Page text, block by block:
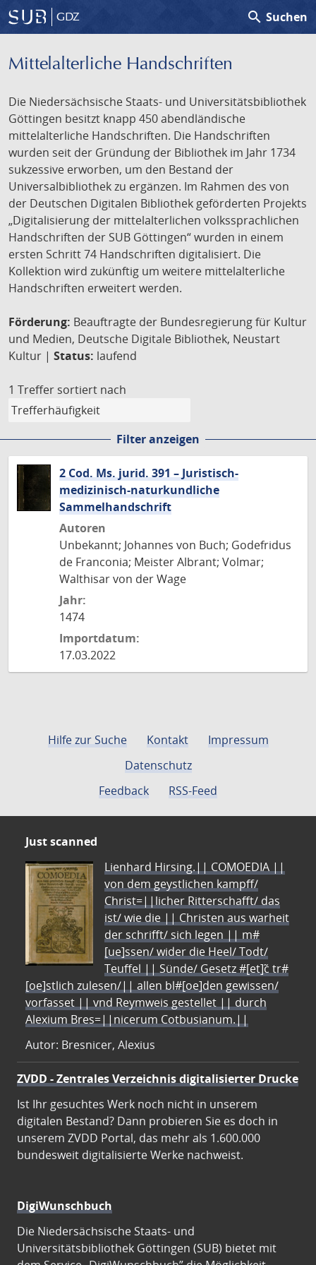
GDZ search Suchen
Mittelalterliche Handschriften
Die Niedersächsische Staats- und Universitätsbibliothek
Göttingen besitzt knapp 450 abendländische
mittelalterliche Handschriften. Die Handschriften
wurden seit der Gründung der Bibliothek im Jahr 1734
sukzessive erworben, um den Bestand der
Universalbibliothek zu ergänzen. Im Rahmen des von
der Deutschen Digitalen Bibliothek geförderten Projekts
„Digitalisierung der mittelalterlichen volkssprachlichen
Handschriften der SUB Göttingen“ wurden in einem
ersten Schritt 74 Handschriften digitalisiert. Die
Kollektion wird zukünftig um weitere mittelalterliche
Handschriften erweitert werden.
Förderung: Beauftragte der Bundesregierung für Kultur
und Medien, Deutsche Digitale Bibliothek, Neustart
Kultur | Status: laufend
1 Treffer sortiert nach
Filter anzeigen
2 Cod. Ms. jurid. 391 – Juristisch-
medizinisch-naturkundliche
Sammelhandschrift
Autoren
Unbekannt; Johannes von Buch; Godefridus
de Franconia; Meister Albrant; Volmar;
Walthisar von der Wage
Jahr:
1474
Importdatum:
17.03.2022
Hilfe zur Suche Kontakt
Impressum
Datenschutz
Feedback
RSS-Feed
Just scanned
Lienhard Hirsing.|| COMOEDIA ||
von dem geystlichen kampff/
Christ=||licher Ritterschafft/ das
ist/ wie die || Christen aus warheit
der schrifft/ sich legen || m#
[ue]ssen/ wider die Heel/ Todt/
Teuffel || Sünde/ Gesetz #[et]c̃ tr#
[oe]stlich zulesen/|| allen bl#[oe]den gewissen/
vorfasset || vnd Reymweis gestellet || durch
Alexium Bres=||nicerum Cotbusianum.||
Autor: Bresnicer, Alexius
ZVDD - Zentrales Verzeichnis digitalisierter Drucke
Ist Ihr gesuchtes Werk noch nicht in unserem
digitalen Bestand? Dann probieren Sie es doch in
unserem ZVDD Portal, das mehr als 1.600.000
bundesweit digitalisierte Werke nachweist.
DigiWunschbuch
Die Niedersächsische Staats- und
Universitätsbibliothek Göttingen (SUB) bietet mit